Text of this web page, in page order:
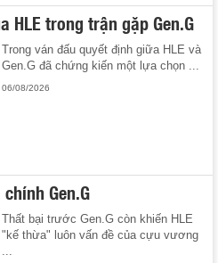
HLE trong trận gặp Gen.G
Trong ván đấu quyết định giữa HLE và
Gen.G đã chứng kiến một lựa chọn ...
06/08/2026
Gen.G
Thất bại trước Gen.G còn khiến HLE
"kế thừa" luôn vấn đề của cựu vương
...